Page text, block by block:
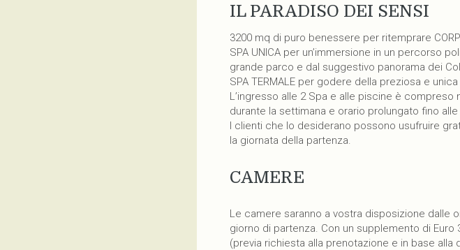
IL PARADISO DEI SENSI
3200 mq di puro benessere per ritemprare
SPA UNICA per un’immersione in un percorso
grande parco e dal suggestivo panorama dei
SPA TERMALE per godere della preziosa e
L’ingresso alle 2 Spa e alle piscine è
durante la settimana e orario prolungato fino
I clienti che lo desiderano possono usufruire
la giornata della partenza.
CAMERE
Le camere saranno a vostra disposizione dalle
giorno di partenza. Con un supplemento di
(previa richiesta alla prenotazione e in base alla